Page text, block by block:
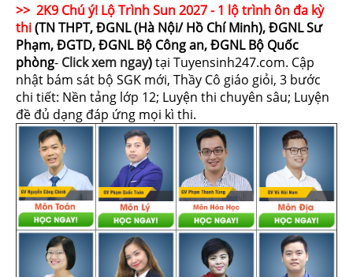
>> 2K9 Chú ý! Lộ Trình Sun 2027 - 1 lộ trình ôn đa kỳ
thi(TN THPT, ĐGNL (Hà Nội/ Hồ Chí Minh), ĐGNL Sư
Phạm, ĐGTD, ĐGNL Bộ Công an, ĐGNL Bộ Quốc
phòng- Click xem ngay)tại Tuyensinh247.com. Cập
nhật bám sát bộ SGK mới, Thầy Cô giáo giỏi, 3 bước
chi tiết: Nền tảng lớp 12; Luyện thi chuyên sâu; Luyện
đề đủ dạng đáp ứng mọi kì thi.